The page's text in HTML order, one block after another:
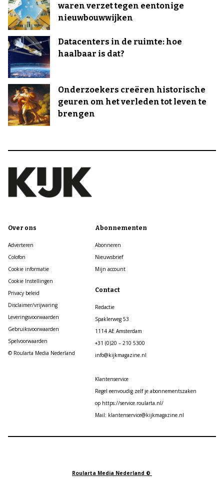
waren verzet tegen eentonige
nieuwbouwwijken
Datacenters in de ruimte: hoe
haalbaar is dat?
Onderzoekers creëren historische
geuren om het verleden tot leven te
brengen
Over ons
Adverteren
Colofon
Cookie informatie
Cookie Instellingen
Privacy beleid
Disclaimer/vrijwaring
Leveringsvoorwaarden
Gebruiksvoorwaarden
Spelvoorwaarden
© Roularta Media Nederland
Abonnementen
Abonneren
Nieuwsbrief
Mijn account
Contact
Redactie
Spaklerweg 53
1114 AE Amsterdam
+31 (0)20 – 210 5300
info@kijkmagazine.nl
Klantenservice
Regel eenvoudig zelf je abonnementszaken
op https://service.roularta.nl/
Mail: klantenservice@kijkmagazine.nl
Roularta Media Nederland ©